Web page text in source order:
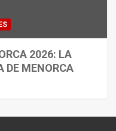
2026: LA
DE MENORCA